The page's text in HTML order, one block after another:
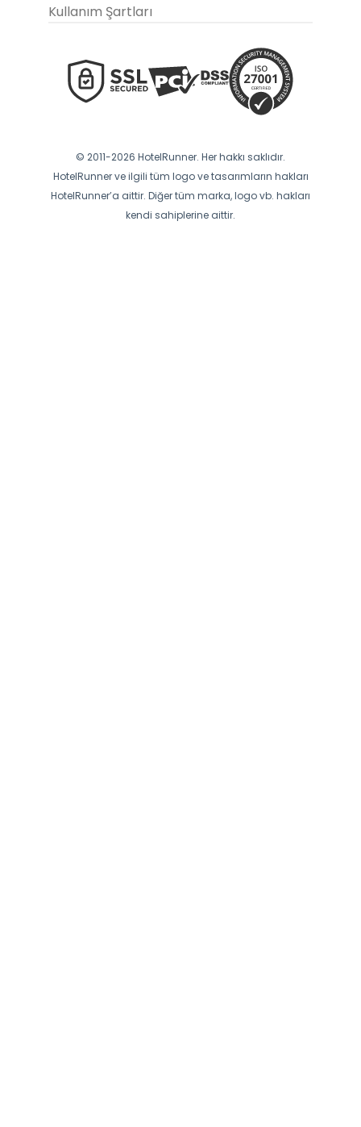
Kullanım Şartları
© 2011-2026 HotelRunner. Her hakkı saklıdır.
HotelRunner ve ilgili tüm logo ve tasarımların hakları
HotelRunner’a aittir. Diğer tüm marka, logo vb. hakları
kendi sahiplerine aittir.